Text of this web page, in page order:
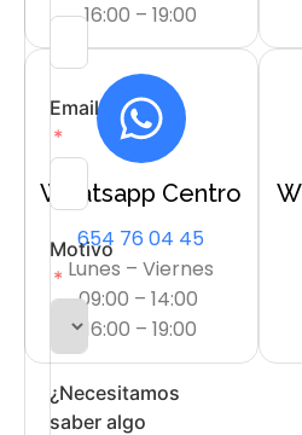
16:00 – 19:00
Whatsapp Centro
654 76 04 45
Lunes – Viernes
09:00 – 14:00
16:00 – 19:00
Email
Motivo
¿Necesitamos
saber algo